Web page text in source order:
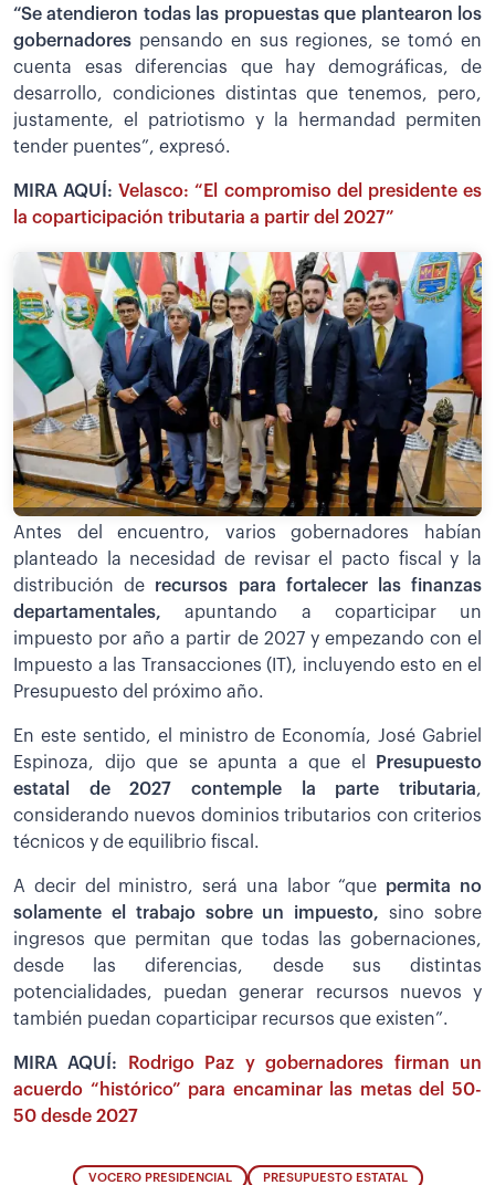
“Se atendieron todas las propuestas que plantearon los
gobernadores pensando en sus regiones, se tomó en
cuenta esas diferencias que hay demográficas, de
desarrollo, condiciones distintas que tenemos, pero,
justamente, el patriotismo y la hermandad permiten
tender puentes”, expresó.
MIRA AQUÍ:Velasco: “El compromiso del presidente es
la coparticipación tributaria a partir del 2027”
Antes del encuentro, varios gobernadores habían
planteado la necesidad de revisar el pacto fiscal y la
distribución de recursos para fortalecer las finanzas
departamentales, apuntando a coparticipar un
impuesto por año a partir de 2027 y empezando con el
Impuesto a las Transacciones (IT), incluyendo esto en el
Presupuesto del próximo año.
En este sentido, el ministro de Economía, José Gabriel
Espinoza, dijo que se apunta a que el
Presupuesto
estatal de 2027 contemple la parte tributaria,
considerando nuevos dominios tributarios con criterios
técnicos y de equilibrio fiscal.
A decir del ministro, será una labor “que permita no
solamente el trabajo sobre un impuesto,sino sobre
ingresos que permitan que todas las gobernaciones,
desde las diferencias, desde sus distintas
potencialidades, puedan generar recursos nuevos y
también puedan coparticipar recursos que existen”.
MIRA AQUÍ:
Rodrigo Paz y gobernadores firman un
acuerdo “histórico” para encaminar las metas del 50-
50 desde 2027
VOCERO PRESIDENCIAL PRESUPUESTO ESTATAL